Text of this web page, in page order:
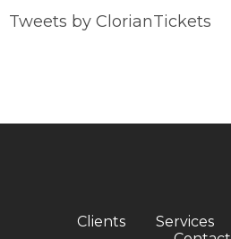
Tweets by ClorianTickets
Clients Services